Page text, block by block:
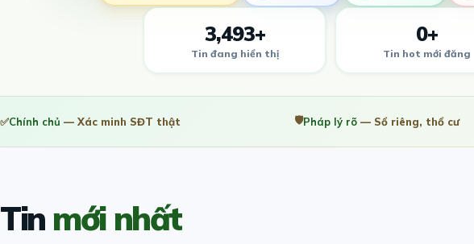
3,493+
Tin đang hiển thị
0+
Tin hot mới đăng
✅Chính chủ — Xác minh SĐT thật 🛡️Pháp lý rõ — Sổ riêng, thổ cư
Tinmới nhất